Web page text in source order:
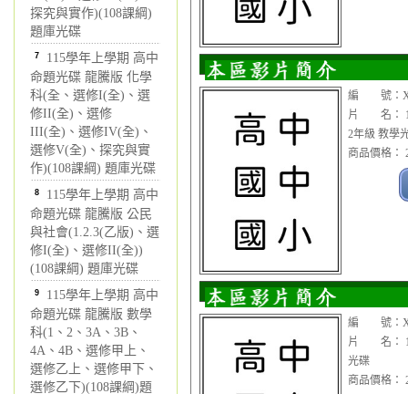
探究與實作)(108課綱)
題庫光碟
7 115學年上學期 高中
命題光碟 龍騰版 化學
科(全、選修I(全)、選
修II(全)、選修
III(全)、選修IV(全)、
選修V(全)、探究與實
作)(108課綱) 題庫光碟
8 115學年上學期 高中
命題光碟 龍騰版 公民
與社會(1.2.3(乙版)、選
修I(全)、選修II(全))
(108課綱) 題庫光碟
9 115學年上學期 高中
命題光碟 龍騰版 數學
科(1、2、3A、3B、
4A、4B、選修甲上、
選修乙上、選修甲下、
選修乙下)(108課綱)題
編 號：
片 名：
2年級 教學
商品價格：
編 號：
片 名：
光碟
商品價格：